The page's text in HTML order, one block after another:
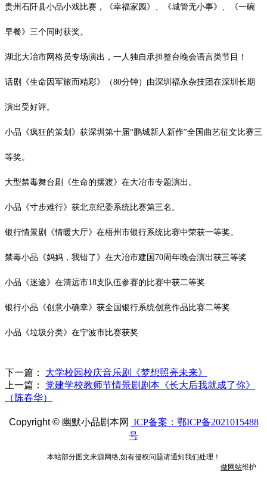
贵州石阡县小品小戏比赛，《幸福家园》、《城管无小事》、《一碗
早餐》三个同时获奖。
湖北大冶市网格员专场演出，一人独自承担整台晚会语言类节目！
话剧《生命因军旅而精彩》（80分钟）由深圳福永杂技团在深圳长期
演出受好评。
小品《疯狂的策划》获深圳第十届“鹏城新人新作”全国曲艺征文比赛三
等奖。
大型禁毒舞台剧《生命的摆渡》在大冶市专题演出。
小品《寸步难行》获北京纪委系统比赛第三名。
银行情景剧《情暖大厅》在梧州市银行系统比赛中荣获一等奖。
禁毒小品《妈妈，我错了》在大冶市建国 70周年晚会演出获三等奖
小品《迷途》在清远市18支队伍参赛的比赛中获二等奖
银行小品《创意小确幸》获全国银行系统创意作品比赛二等奖
小品《垃圾分类》在宁波市比赛获奖
下一篇：
大学校园校庆音乐剧《梦想照亮未来》
上一篇：
党建学校教师节情景剧剧本《长大后我就成了你》
（陈春华）
Copyright © 幽默小品剧本网
ICP备案：鄂ICP备2021015488
号
本站部分图文来源网络,如有侵权问题请通知我们处理！
做网站维护